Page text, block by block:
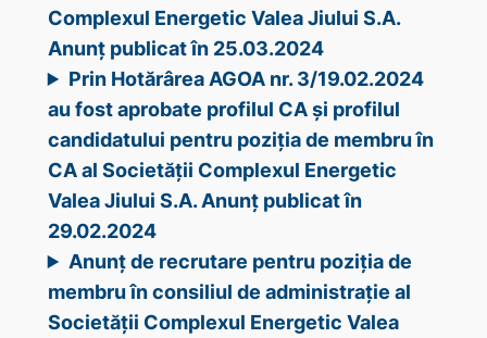
Complexul Energetic Valea Jiului S.A.
Anunț publicat în 25.03.2024
Prin Hotărârea AGOA nr. 3/19.02.2024
au fost aprobate profilul CA și profilul
candidatului pentru poziția de membru în
CA al Societății Complexul Energetic
Valea Jiului S.A. Anunț publicat în
29.02.2024
Anunț de recrutare pentru poziția de
membru în consiliul de administrație al
Societății Complexul Energetic Valea